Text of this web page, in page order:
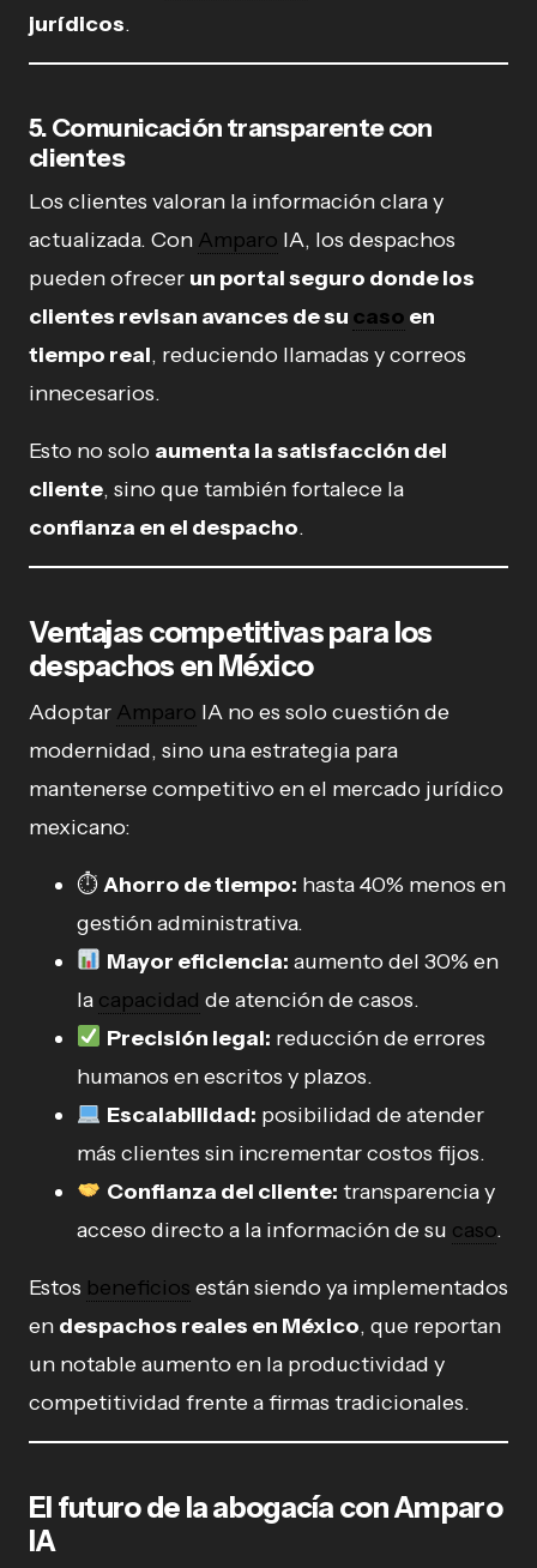
jurídicos.
5. Comunicación transparente con
clientes
Los clientes valoran la información clara y
actualizada. Con Amparo IA, los despachos
pueden ofrecer un portal seguro donde los
clientes revisan avances de su caso en
tiempo real, reduciendo llamadas y correos
innecesarios.
Esto no solo aumenta la satisfacción del
cliente, sino que también fortalece la
confianza en el despacho.
Ventajas competitivas para los
despachos en México
Adoptar Amparo IA no es solo cuestión de
modernidad, sino una estrategia para
mantenerse competitivo en el mercado jurídico
mexicano:
⏱Ahorro de tiempo: hasta 40% menos en
gestión administrativa.
Mayor eficiencia: aumento del 30% en
la capacidad de atención de casos.
Precisión legal: reducción de errores
humanos en escritos y plazos.
Escalabilidad: posibilidad de atender
más clientes sin incrementar costos fijos.
Confianza del cliente: transparencia y
acceso directo a la información de su caso.
Estos beneficios están siendo ya implementados
en despachos reales en México, que reportan
un notable aumento en la productividad y
competitividad frente a firmas tradicionales.
El futuro de la abogacía con Amparo
IA